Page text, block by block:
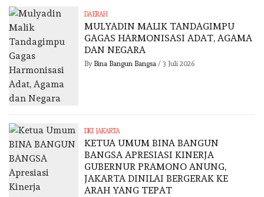
DAERAH
MULYADIN MALIK TANDAGIMPU
GAGAS HARMONISASI ADAT, AGAMA
DAN NEGARA
By Bina Bangun Bangsa/ 3 Juli 2026
DKI JAKARTA
KETUA UMUM BINA BANGUN
BANGSA APRESIASI KINERJA
GUBERNUR PRAMONO ANUNG,
JAKARTA DINILAI BERGERAK KE
ARAH YANG TEPAT